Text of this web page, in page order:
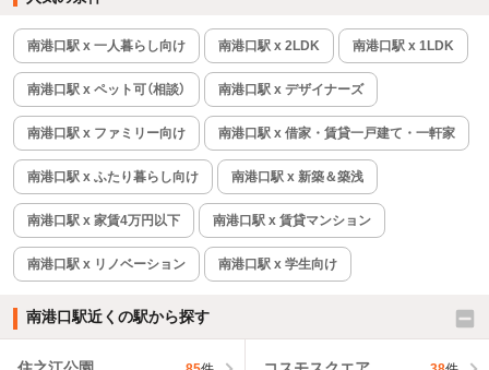
南港口駅 x 一人暮らし向け 南港口駅 x 2LDK 南港口駅 x 1LDK
南港口駅 x ペット可（相談） 南港口駅 x デザイナーズ
南港口駅 x ファミリー向け 南港口駅 x 借家・賃貸一戸建て・一軒家
南港口駅 x ふたり暮らし向け 南港口駅 x 新築＆築浅
南港口駅 x 家賃4万円以下 南港口駅 x 賃貸マンション
南港口駅 x リノベーション 南港口駅 x 学生向け
南港口駅近くの駅から探す